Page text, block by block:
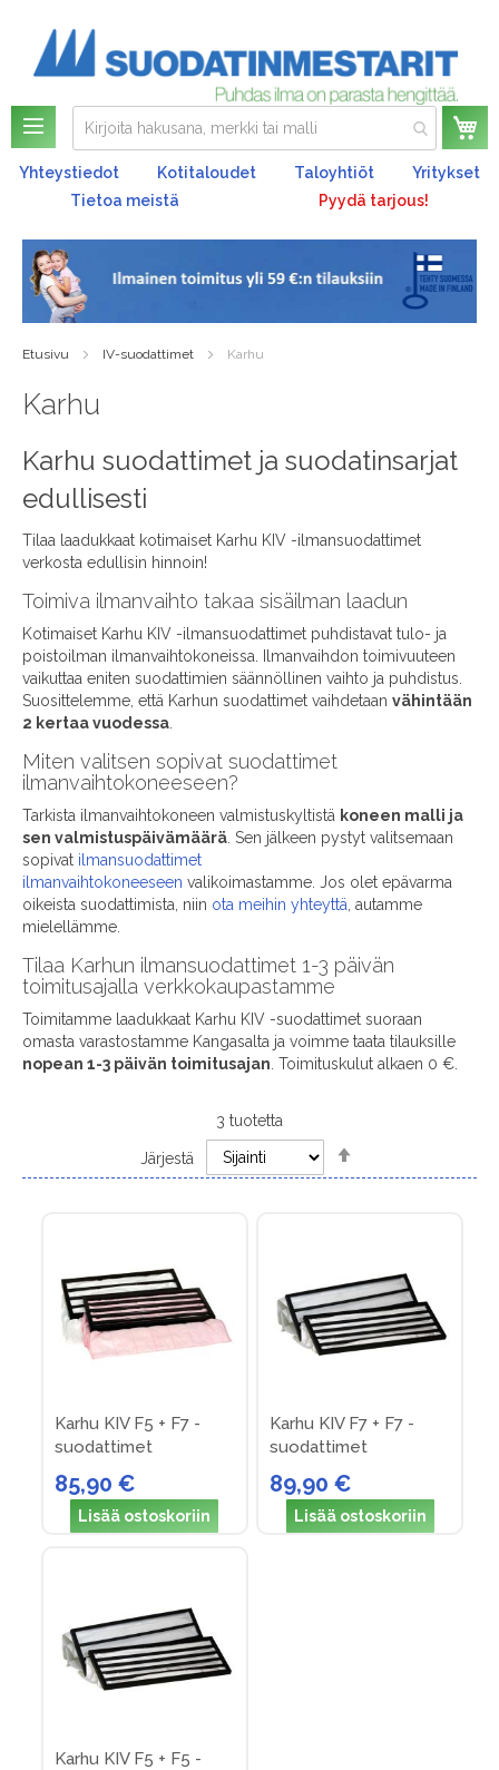
Yhteystiedot Kotitaloudet Taloyhtiöt
Yritykset
Tietoa meistä
Pyydä tarjous!
Etusivu IV-suodattimet Karhu
Karhu
Karhu suodattimet ja suodatinsarjat
edullisesti
Tilaa laadukkaat kotimaiset Karhu KIV -ilmansuodattimet
verkosta edullisin hinnoin!
Toimiva ilmanvaihto takaa sisäilman laadun
Kotimaiset Karhu KIV -ilmansuodattimet puhdistavat tulo- ja
poistoilman ilmanvaihtokoneissa. Ilmanvaihdon toimivuuteen
vaikuttaa eniten suodattimien säännöllinen vaihto ja puhdistus.
Suosittelemme, että Karhun suodattimet vaihdetaan vähintään
2 kertaa vuodessa
Miten valitsen sopivat suodattimet
ilmanvaihtokoneeseen?
Tarkista ilmanvaihtokoneen valmistuskyltistä koneen malli ja
sen valmistuspäivämäärä . Sen jälkeen pystyt valitsemaan
sopivat ilmansuodattimet
ilmanvaihtokoneeseen valikoimastamme. Jos olet epävarma
oikeista suodattimista, niin ota meihin yhteyttä , autamme
mielellämme.
Tilaa Karhun ilmansuodattimet 1-3 päivän
toimitusajalla verkkokaupastamme
Toimitamme laadukkaat Karhu KIV -suodattimet suoraan
omasta varastostamme Kangasalta ja voimme taata tilauksille
nopean 1-3 päivän toimitusajan . Toimituskulut alkaen 0 €.
3 tuotetta
Järjestä
Karhu KIV F5 + F7 -
suodattimet
85,90 €
Lisää ostoskoriin
Karhu KIV F7 + F7 -
suodattimet
89,90 €
Lisää ostoskoriin
Karhu KIV F5 + F5 -